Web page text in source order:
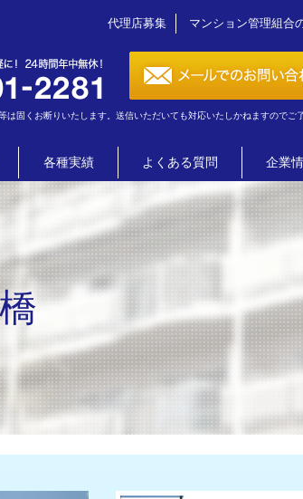
代理店募集 マンション管理組合
は固くお断りいたします。送信いただいても対応いたしかねますのでご
各種実績 よくある質問 企業